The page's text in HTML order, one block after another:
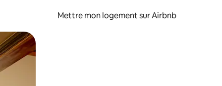
Mettre mon logement sur Airbnb